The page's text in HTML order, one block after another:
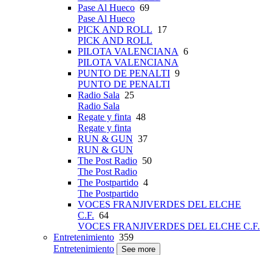
Pase Al Hueco 69
Pase Al Hueco
PICK AND ROLL 17
PICK AND ROLL
PILOTA VALENCIANA 6
PILOTA VALENCIANA
PUNTO DE PENALTI 9
PUNTO DE PENALTI
Radio Sala 25
Radio Sala
Regate y finta 48
Regate y finta
RUN & GUN 37
RUN & GUN
The Post Radio 50
The Post Radio
The Postpartido 4
The Postpartido
VOCES FRANJIVERDES DEL ELCHE
C.F. 64
VOCES FRANJIVERDES DEL ELCHE C.F.
Entretenimiento 359
Entretenimiento
See more